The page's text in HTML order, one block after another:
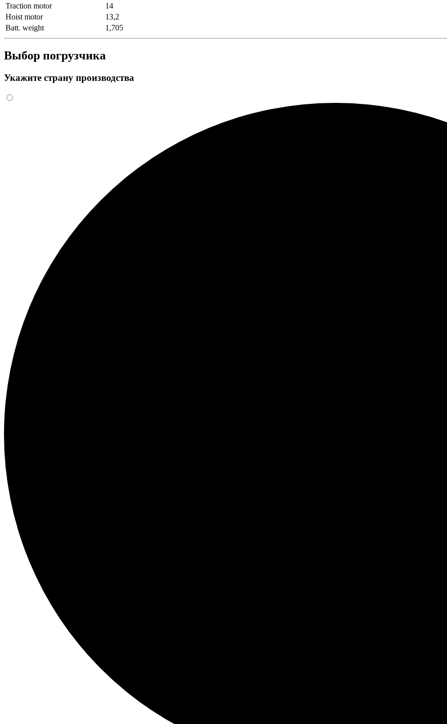
Traction motor
14
Hoist motor
13,2
Batt. weight
1,705
Выбор погрузчика
Укажите страну производства